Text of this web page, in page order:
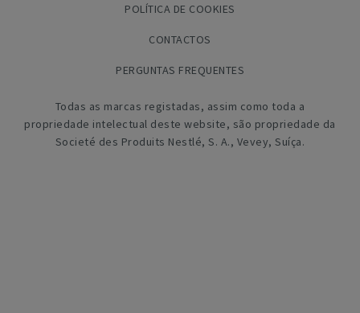
POLÍTICA DE COOKIES
CONTACTOS
PERGUNTAS FREQUENTES
Todas as marcas registadas, assim como toda a
propriedade intelectual deste website, são propriedade da
Societé des Produits Nestlé, S. A., Vevey, Suíça.